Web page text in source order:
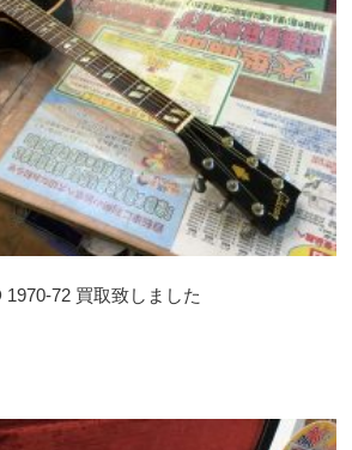
72 買取致しました